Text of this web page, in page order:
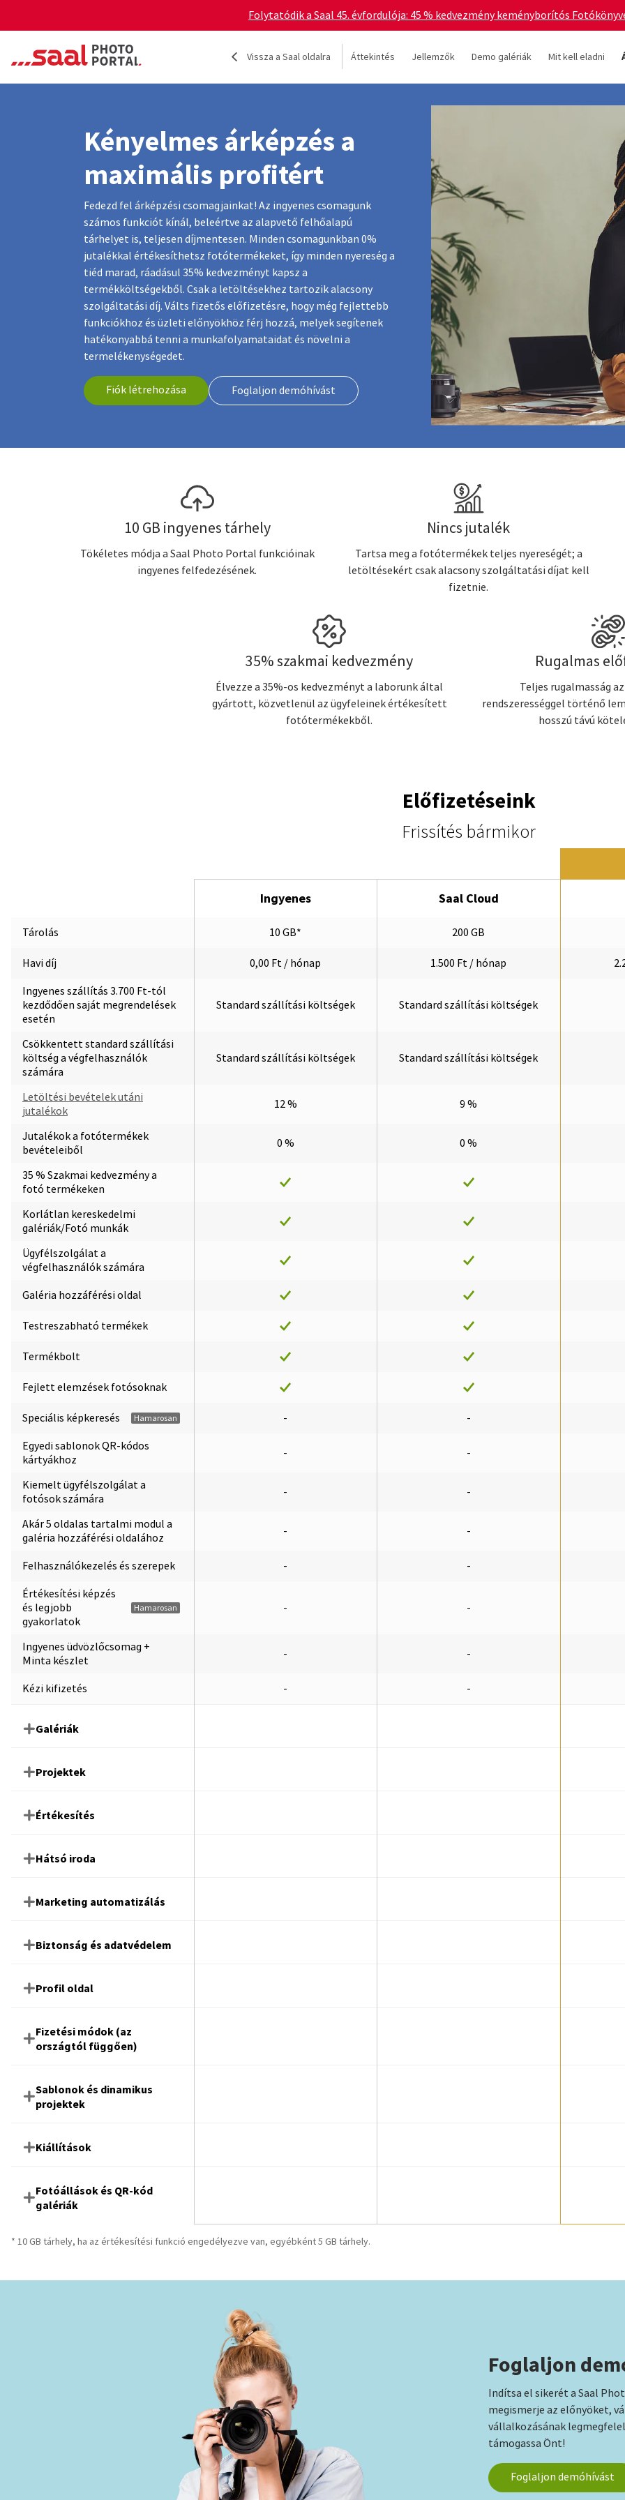
Folytatódik a Saal 45. évfordulója: 45 % kedvezmény keményborítós
Vissza a Saal oldalra Áttekintés Jellemzők Demo galériák Mit kell eladni
Kényelmes árképzés a
maximális profitért
Fedezd fel árképzési csomagjainkat! Az ingyenes csomagunk
számos funkciót kínál, beleértve az alapvető felhőalapú
tárhelyet is, teljesen díjmentesen. Minden csomagunkban 0%
jutalékkal értékesíthetsz fotótermékeket, így minden nyereség a
tiéd marad, ráadásul 35% kedvezményt kapsz a
termékköltségekből. Csak a letöltésekhez tartozik alacsony
szolgáltatási díj. Válts fizetős előfizetésre, hogy még fejlettebb
funkciókhoz és üzleti előnyökhöz férj hozzá, melyek segítenek
hatékonyabbá tenni a munkafolyamataidat és növelni a
termelékenységedet.
Fiók létrehozása Foglaljon demóhívást
10 GB ingyenes tárhely
Tökéletes módja a Saal Photo Portal funkcióinak
ingyenes felfedezésének.
Nincs jutalék
Tartsa meg a fotótermékek teljes nyereségét; a
letöltésekért csak alacsony szolgáltatási díjat kell
fizetnie.
35% szakmai kedvezmény
Élvezze a 35%-os kedvezményt a laborunk által
gyártott, közvetlenül az ügyfeleinek értékesített
fotótermékekből.
Rugalmas
Teljes rugalmasság
rendszerességgel történő
hosszú távú
Előfizetéseink
Frissítés bármikor
Tárolás
Havi díj
Ingyenes szállítás 3.700 Ft-tól
kezdődően saját megrendelések
esetén
Csökkentett standard szállítási
költség a végfelhasználók
számára
Letöltési bevételek utáni
jutalékok
Jutalékok a fotótermékek
bevételeiből
35 % Szakmai kedvezmény a
fotó termékeken
Korlátlan kereskedelmi
galériák/Fotó munkák
Ügyfélszolgálat a
végfelhasználók számára
Galéria hozzáférési oldal
Testreszabható termékek
Termékbolt
Fejlett elemzések fotósoknak
Speciális képkeresés Hamarosan
Egyedi sablonok QR-kódos
kártyákhoz
Kiemelt ügyfélszolgálat a
fotósok számára
Akár 5 oldalas tartalmi modul a
galéria hozzáférési oldalához
Felhasználókezelés és szerepek
Értékesítési képzés
és legjobb
gyakorlatok
Hamarosan
Ingyenes üdvözlőcsomag +
Minta készlet
Kézi kifizetés
Galériák
Projektek
Értékesítés
Hátsó iroda
Marketing automatizálás
Biztonság és adatvédelem
Profil oldal
Fizetési módok (az
országtól függően)
Sablonok és dinamikus
projektek
Kiállítások
Fotóállások és QR-kód
galériák
Ingyenes
10 GB*
0,00 Ft / hónap
Standard szállítási költségek
Standard szállítási költségek
12 %
0 %
-
-
-
-
-
-
-
-
Saal Cloud
200 GB
1.500 Ft / hónap
Standard szállítási költségek
Standard szállítási költségek
9 %
0 %
-
-
-
-
-
-
-
-
* 10 GB tárhely, ha az értékesítési funkció engedélyezve van, egyébként 5 GB tárhely.
Foglaljon
Indítsa el sikerét a Saal
megismerje az előnyöket,
vállalkozásának
támogassa Önt!
Foglaljon demóhívást